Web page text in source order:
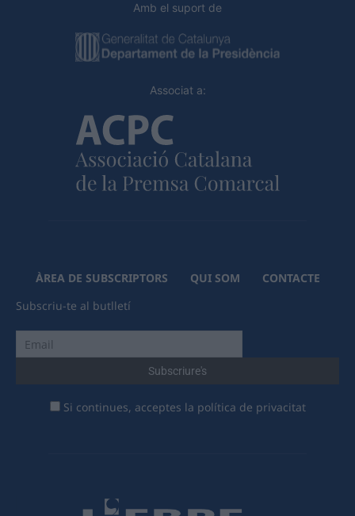
Amb el suport de
Associat a:
ÀREA DE SUBSCRIPTORS QUI SOM
CONTACTE
Subscriu-te al butlletí
Si continues, acceptes la política de privacitat